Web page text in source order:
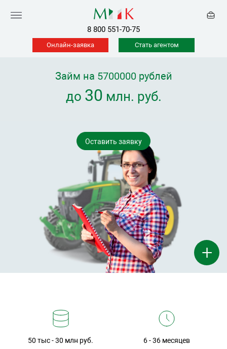
8 800 551-70-75
Онлайн-заявка Стать агентом
+
Оставить заявку
Займ на 5700000 рублей
до 30 млн. руб.
50 тыс - 30 млн руб. 6 - 36 месяцев